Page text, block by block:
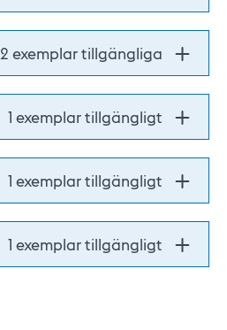
2 exemplar tillgängliga
1 exemplar tillgängligt
1 exemplar tillgängligt
1 exemplar tillgängligt